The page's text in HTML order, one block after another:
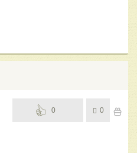
0 0